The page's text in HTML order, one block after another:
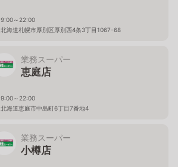
9:00～22:00
北海道札幌市厚別区厚別西4条3丁目1067-68
業務スーパー
恵庭店
9:00～22:00
北海道恵庭市中島町6丁目7番地4
業務スーパー
小樽店